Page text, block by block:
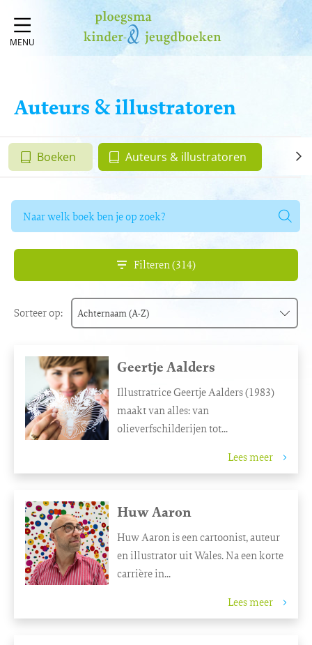
MENU
Auteurs & illustratoren
Boeken Auteurs & illustratoren
naar
en
Filteren (314)
Sorteer op: Achternaam (A-Z)
Achternaam (Z-A)
Voornaam (A-Z)
Voornaam (Z-A)
Geertje Aalders
Illustratrice Geertje Aalders (1983)
maakt van alles: van
olieverfschilderijen tot...
Lees meer
Huw Aaron
Huw Aaron is een cartoonist, auteur
en illustrator uit Wales. Na een korte
carrière in...
Lees meer